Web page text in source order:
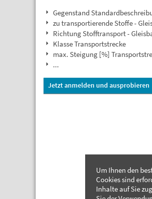
Gegenstand
zu transportierende Stoffe -
Richtung Stofftransport -
Klasse Transportstrecke
max. Steigung [%]
...
Jetzt anmelden und ausprobieren
Um Ihnen den
Cookies sind
Inhalte auf Sie